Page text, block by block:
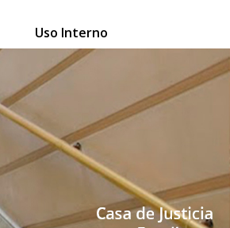
Uso Interno